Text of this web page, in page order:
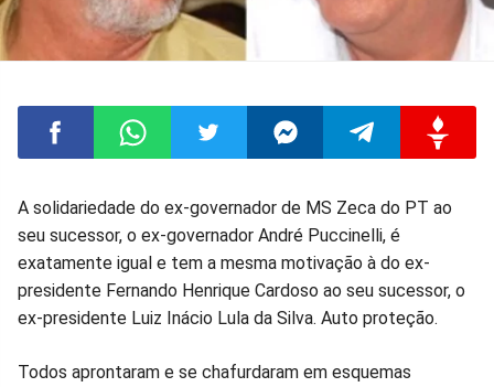
Compartilhar
no
Facebook
Compartilhar
no
Whatsapp
Compartilhar
no
Twitter
Compartilhar
no
Messenger
Compartilhar
no
Telegram
no
Gettr
A solidariedade do ex-governador de MS Zeca do PT ao
seu sucessor, o ex-governador André Puccinelli, é
exatamente igual e tem a mesma motivação à do ex-
presidente Fernando Henrique Cardoso ao seu sucessor, o
ex-presidente Luiz Inácio Lula da Silva. Auto proteção.
Todos aprontaram e se chafurdaram em esquemas